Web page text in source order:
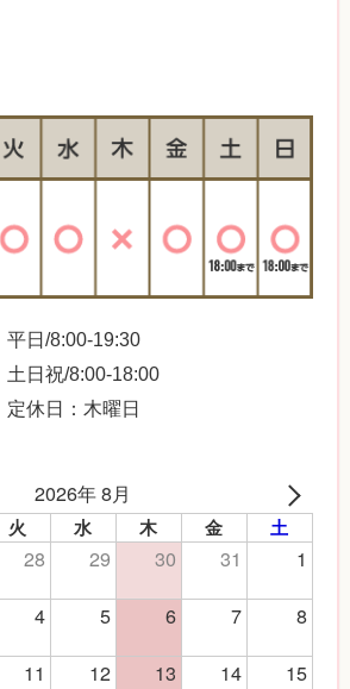
平日/8:00-19:30
土日祝/8:00-18:00
定休日：木曜日
2026年 8月
火 水 木 金 土
28 29 30 31
1
4 5 6 7
8
11 12 13 14
15